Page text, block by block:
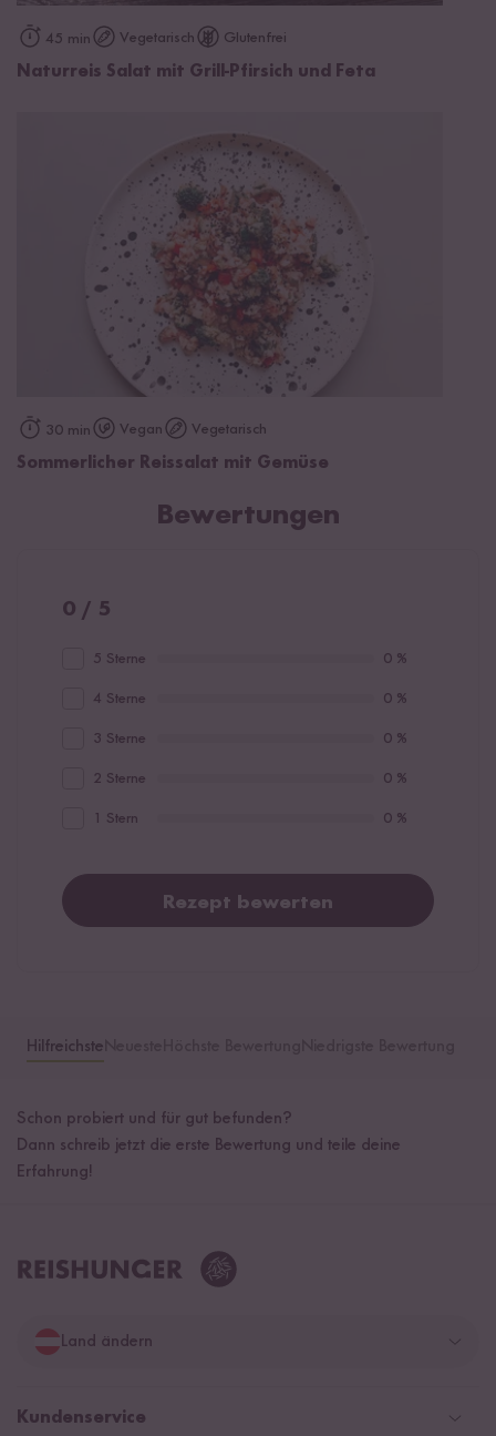
45 min Vegetarisch Glutenfrei
Naturreis Salat mit Grill-Pfirsich und Feta
30 min Vegan Vegetarisch
Sommerlicher Reissalat mit Gemüse
Bewertungen
0 / 5
5 Sterne 0 %
4 Sterne 0 %
3 Sterne 0 %
2 Sterne 0 %
1 Stern 0 %
Rezept bewerten
Hilfreichste
Schon probiert und für gut befunden?
Dann schreib jetzt die erste Bewertung und teile deine
Erfahrung!
Land ändern
Deutschland
Kundenservice